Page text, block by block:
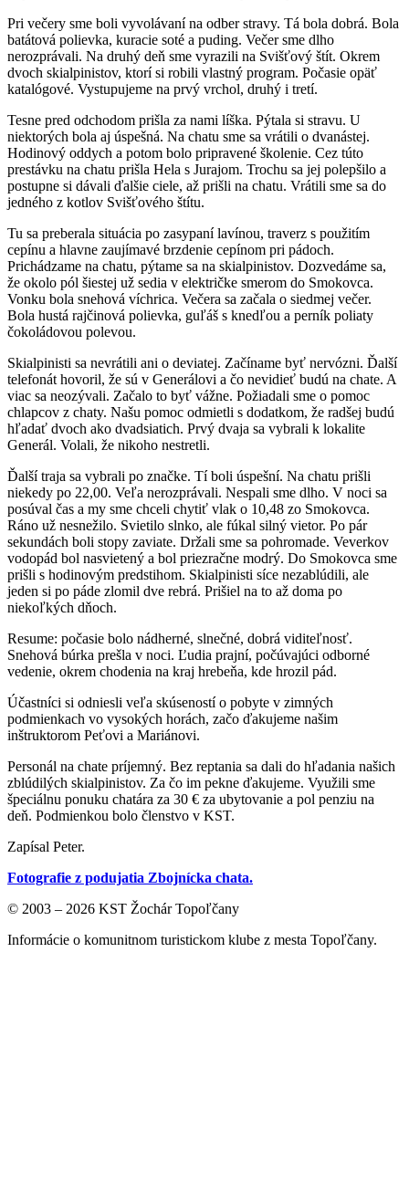
Pri večery sme boli vyvolávaní na odber stravy. Tá bola dobrá. Bola
batátová polievka, kuracie soté a puding. Večer sme dlho
nerozprávali. Na druhý deň sme vyrazili na Svišťový štít. Okrem
dvoch skialpinistov, ktorí si robili vlastný program. Počasie opäť
katalógové. Vystupujeme na prvý vrchol, druhý i tretí.
Tesne pred odchodom prišla za nami líška. Pýtala si stravu. U
niektorých bola aj úspešná. Na chatu sme sa vrátili o dvanástej.
Hodinový oddych a potom bolo pripravené školenie. Cez túto
prestávku na chatu prišla Hela s Jurajom. Trochu sa jej polepšilo a
postupne si dávali ďalšie ciele, až prišli na chatu. Vrátili sme sa do
jedného z kotlov Svišťového štítu.
Tu sa preberala situácia po zasypaní lavínou, traverz s použitím
cepínu a hlavne zaujímavé brzdenie cepínom pri pádoch.
Prichádzame na chatu, pýtame sa na skialpinistov. Dozvedáme sa,
že okolo pól šiestej už sedia v električke smerom do Smokovca.
Vonku bola snehová víchrica. Večera sa začala o siedmej večer.
Bola hustá rajčinová polievka, guľáš s knedľou a perník poliaty
čokoládovou polevou.
Skialpinisti sa nevrátili ani o deviatej. Začíname byť nervózni. Ďalší
telefonát hovoril, že sú v Generálovi a čo nevidieť budú na chate. A
viac sa neozývali. Začalo to byť vážne. Požiadali sme o pomoc
chlapcov z chaty. Našu pomoc odmietli s dodatkom, že radšej budú
hľadať dvoch ako dvadsiatich. Prvý dvaja sa vybrali k lokalite
Generál. Volali, že nikoho nestretli.
Ďalší traja sa vybrali po značke. Tí boli úspešní. Na chatu prišli
niekedy po 22,00. Veľa nerozprávali. Nespali sme dlho. V noci sa
posúval čas a my sme chceli chytiť vlak o 10,48 zo Smokovca.
Ráno už nesnežilo. Svietilo slnko, ale fúkal silný vietor. Po pár
sekundách boli stopy zaviate. Držali sme sa pohromade. Veverkov
vodopád bol nasvietený a bol priezračne modrý. Do Smokovca sme
prišli s hodinovým predstihom. Skialpinisti síce nezablúdili, ale
jeden si po páde zlomil dve rebrá. Prišiel na to až doma po
niekoľkých dňoch.
Resume: počasie bolo nádherné, slnečné, dobrá viditeľnosť.
Snehová búrka prešla v noci. Ľudia prajní, počúvajúci odborné
vedenie, okrem chodenia na kraj hrebeňa, kde hrozil pád.
Účastníci si odniesli veľa skúseností o pobyte v zimných
podmienkach vo vysokých horách, začo ďakujeme našim
inštruktorom Peťovi a Mariánovi.
Personál na chate príjemný. Bez reptania sa dali do hľadania našich
zblúdilých skialpinistov. Za čo im pekne ďakujeme. Využili sme
špeciálnu ponuku chatára za 30 € za ubytovanie a pol penziu na
deň. Podmienkou bolo členstvo v KST.
Zapísal Peter.
Fotografie z podujatia Zbojnícka chata.
© 2003 – 2026 KST Žochár Topoľčany
Informácie o komunitnom turistickom klube z mesta Topoľčany.